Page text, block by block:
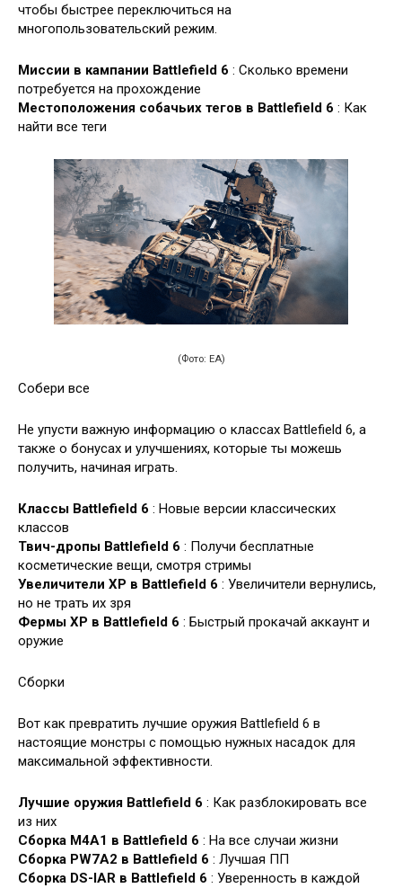
чтобы быстрее переключиться на
многопользовательский режим.
Миссии в кампании Battlefield 6 : Сколько времени
потребуется на прохождение
Местоположения собачьих тегов в Battlefield 6 : Как
найти все теги
(Фото: EA)
Собери все
Не упусти важную информацию о классах Battlefield 6, а
также о бонусах и улучшениях, которые ты можешь
получить, начиная играть.
Классы Battlefield 6 : Новые версии классических
классов
Твич-дропы Battlefield 6 : Получи бесплатные
косметические вещи, смотря стримы
Увеличители XP в Battlefield 6 : Увеличители вернулись,
но не трать их зря
Фермы XP в Battlefield 6 : Быстрый прокачай аккаунт и
оружие
Сборки
Вот как превратить лучшие оружия Battlefield 6 в
настоящие монстры с помощью нужных насадок для
максимальной эффективности.
Лучшие оружия Battlefield 6 : Как разблокировать все
из них
Сборка M4A1 в Battlefield 6 : На все случаи жизни
Сборка PW7A2 в Battlefield 6 : Лучшая ПП
Сборка DS-IAR в Battlefield 6 : Уверенность в каждой